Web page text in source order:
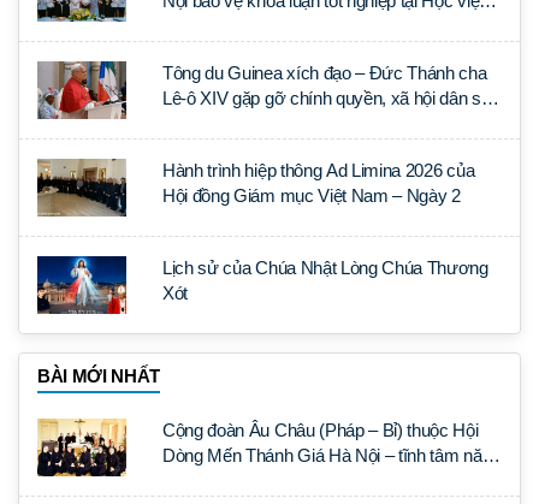
Tông du Guinea xích đạo – Đức Thánh cha
Lê-ô XIV gặp gỡ chính quyền, xã hội dân sự
Hành trình hiệp thông Ad Limina 2026 của
Hội đồng Giám mục Việt Nam – Ngày 2
Lịch sử của Chúa Nhật Lòng Chúa Thương
Xót
BÀI MỚI NHẤT
Cộng đoàn Âu Châu (Pháp – Bỉ) thuộc Hội
Dòng Mến Thánh Giá Hà Nội – tĩnh tâm năm